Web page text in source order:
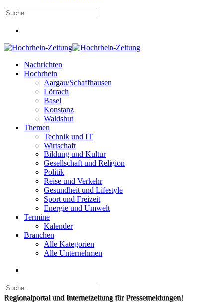
Nachrichten
Hochrhein
Aargau/Schaffhausen
Lörrach
Basel
Konstanz
Waldshut
Themen
Technik und IT
Wirtschaft
Bildung und Kultur
Gesellschaft und Religion
Politik
Reise und Verkehr
Gesundheit und Lifestyle
Sport und Freizeit
Energie und Umwelt
Termine
Kalender
Branchen
Alle Kategorien
Alle Unternehmen
Regionalportal und Internetzeitung für Pressemeldungen!